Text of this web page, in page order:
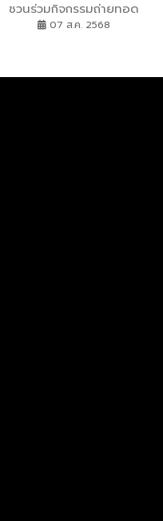
ชวนร่วมกิจกรรมถ่ายทอด
ความรู้ด้านการเกษตรออนไลน์
07 ส.ค. 2568